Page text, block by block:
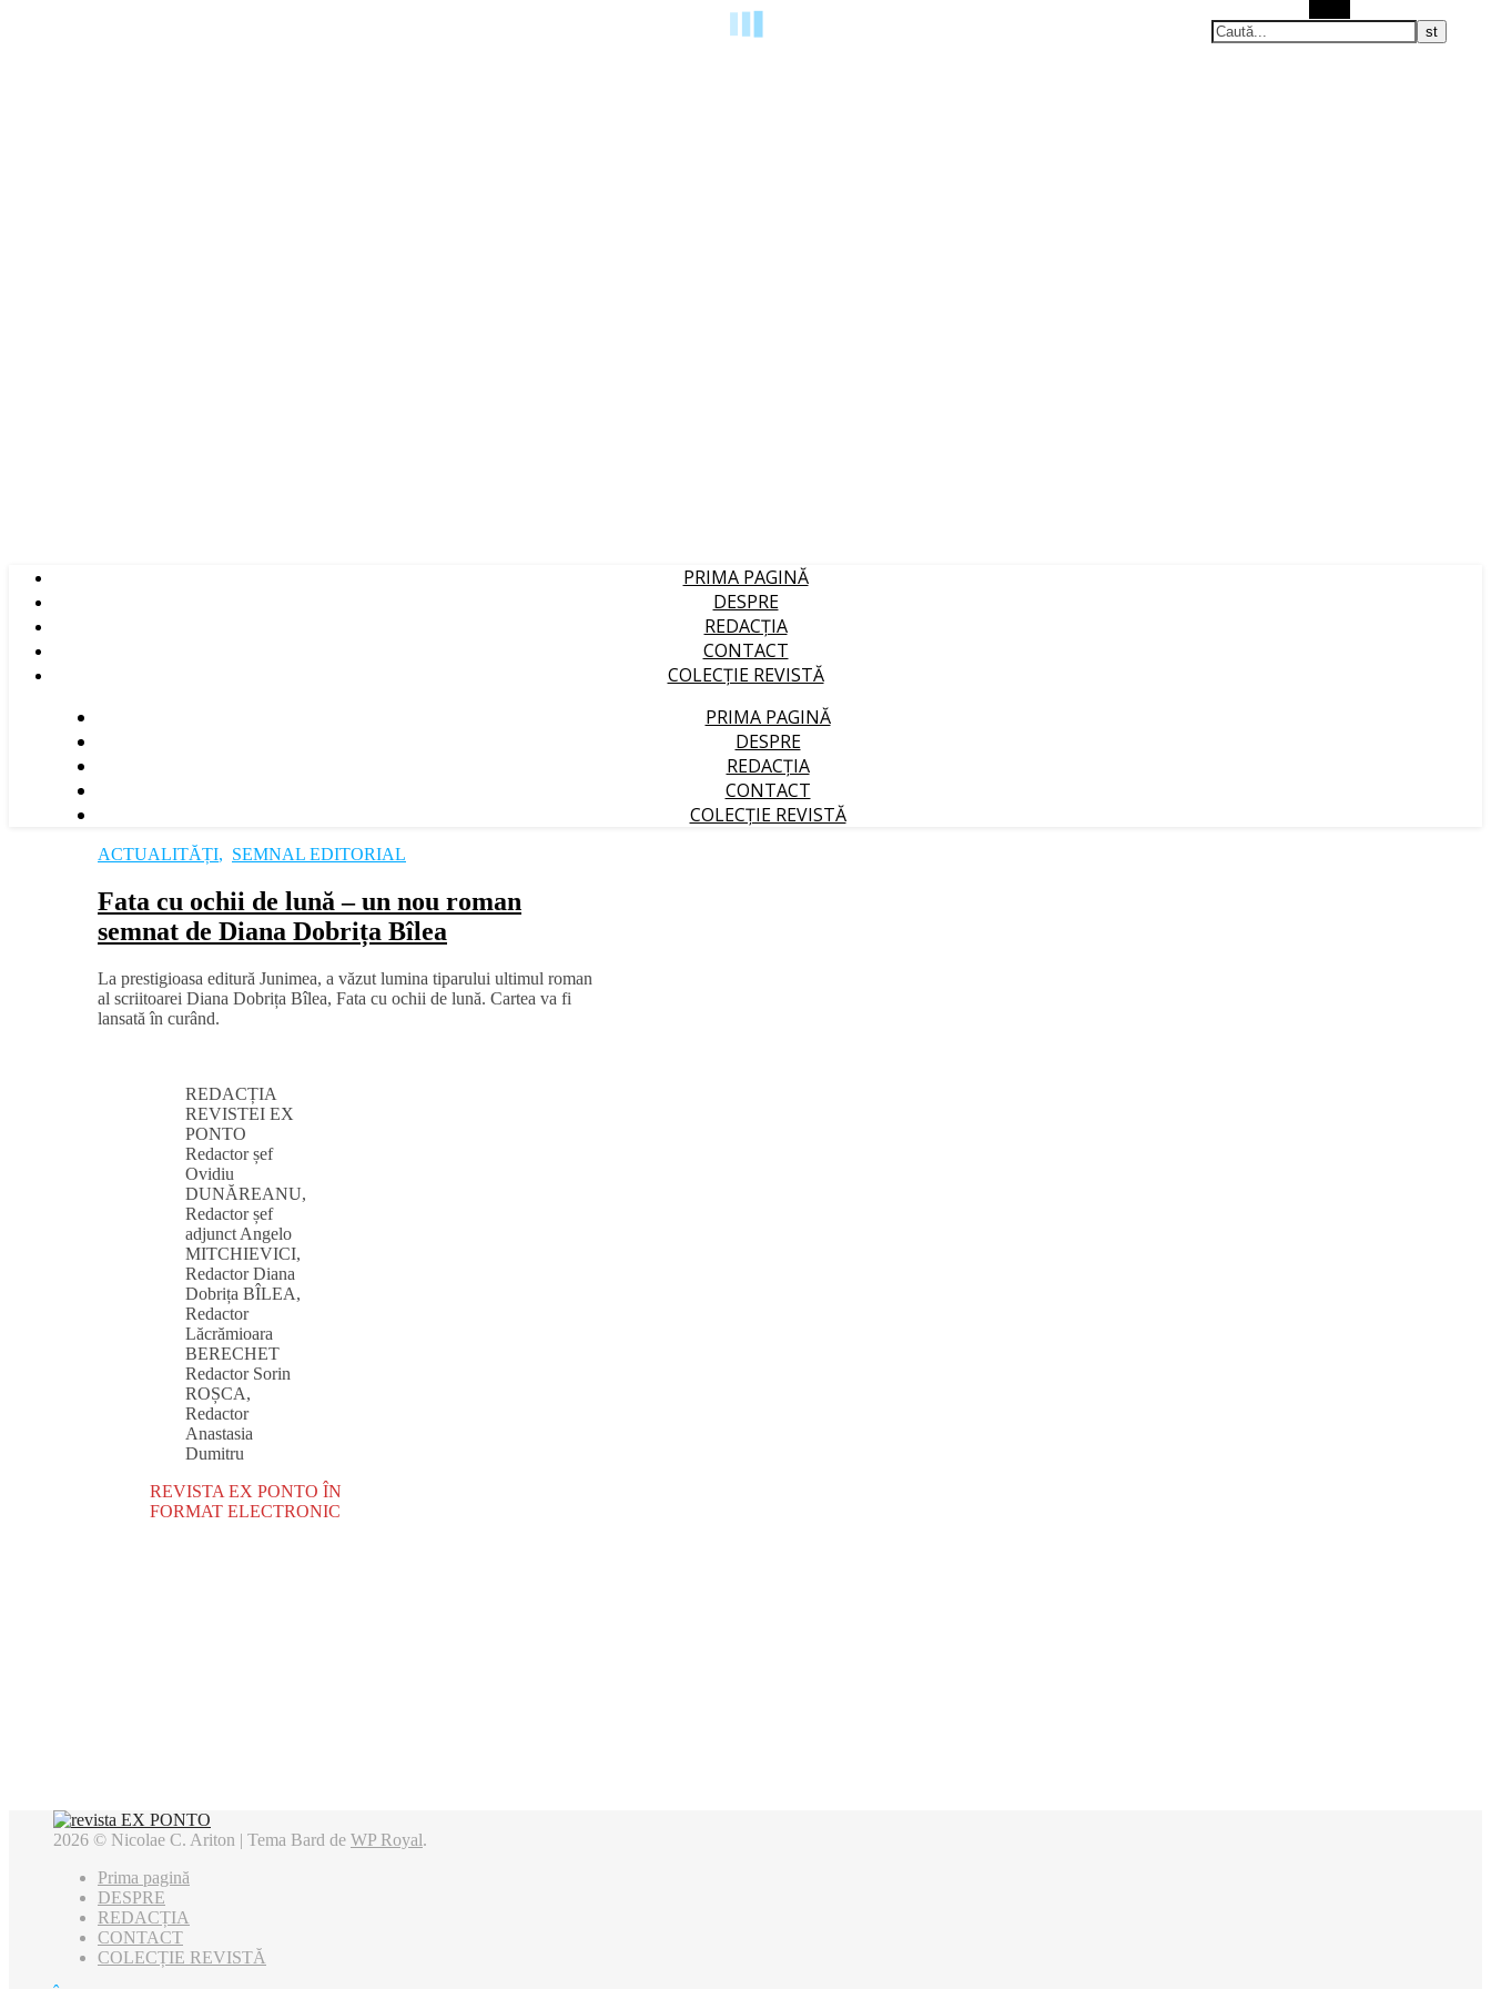
PRIMA PAGINĂ
DESPRE
REDACȚIA
CONTACT
COLECȚIE REVISTĂ
PRIMA PAGINĂ
DESPRE
REDACȚIA
CONTACT
COLECȚIE REVISTĂ
ACTUALITĂȚI, SEMNAL EDITORIAL
Fata cu ochii de lună – un nou roman
semnat de Diana Dobrița Bîlea
La prestigioasa editură Junimea, a văzut lumina tiparului ultimul roman
al scriitoarei Diana Dobrița Bîlea, Fata cu ochii de lună. Cartea va fi
lansată în curând.
REDACȚIA
REVISTEI EX
PONTO
Redactor șef
Ovidiu
DUNĂREANU,
Redactor șef
adjunct Angelo
MITCHIEVICI,
Redactor Diana
Dobrița BÎLEA,
Redactor
Lăcrămioara
BERECHET
Redactor Sorin
ROȘCA,
Redactor
Anastasia
Dumitru
REVISTA EX PONTO ÎN
FORMAT ELECTRONIC
2026 © Nicolae C. Ariton | Tema Bard de WP Royal.
Prima pagină
DESPRE
REDACȚIA
CONTACT
COLECȚIE REVISTĂ